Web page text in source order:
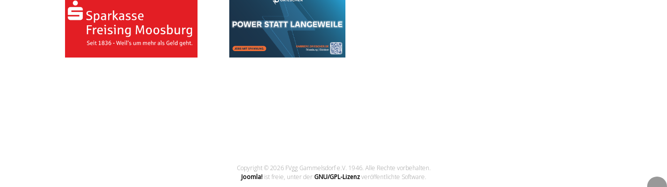
Copyright © 2026 FVgg Gammelsdorf e.V. 1946. Alle Rechte vorbehalten.
Joomla!ist freie, unter der GNU/GPL-Lizenzveröffentlichte Software.